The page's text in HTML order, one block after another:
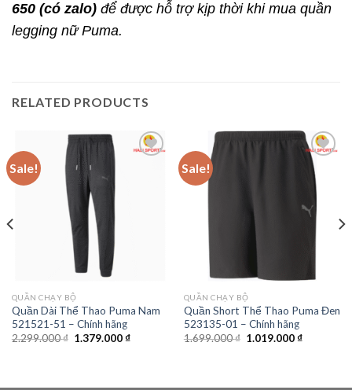
650 (có zalo) để được hỗ trợ kịp thời khi mua quần
legging nữ Puma.
RELATED PRODUCTS
Sale!
QUẦN CHẠY BỘ
Quần Dài Thể Thao Puma Nam
521521-51 – Chính hãng
2.299.000₫ 1.379.000₫
Sale!
Add to
wishlist
QUẦN CHẠY BỘ
Quần Short Thể Thao Puma Đen
523135-01 – Chính hãng
1.699.000₫ 1.019.000₫